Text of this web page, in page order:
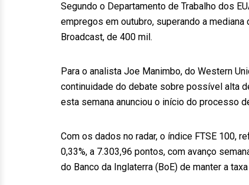
Segundo o Departamento de Trabalho dos
empregos em outubro, superando a
Broadcast, de 400 mil.
Para o analista Joe Manimbo, do Western
continuidade do debate sobre possível alta
esta semana anunciou o início do processo
Com os dados no radar, o índice FTSE 100,
0,33%, a 7.303,96 pontos, com avanço
do Banco da Inglaterra (BoE) de manter a